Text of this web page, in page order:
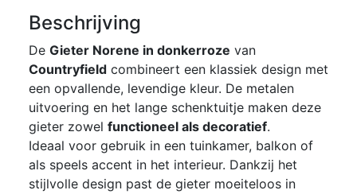
Beschrijving
De Gieter Norene in donkerroze van
Countryfieldcombineert een klassiek design met
een opvallende, levendige kleur. De metalen
uitvoering en het lange schenktuitje maken deze
gieter zowel functioneel als decoratief.
Ideaal voor gebruik in een tuinkamer, balkon of
als speels accent in het interieur. Dankzij het
stijlvolle design past de gieter moeiteloos in